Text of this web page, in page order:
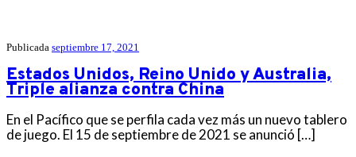
Publicada septiembre 17, 2021
Estados Unidos, Reino Unido y Australia,
Triple alianza contra China
En el Pacífico que se perfila cada vez más un nuevo tablero
de juego. El 15 de septiembre de 2021 se anunció […]